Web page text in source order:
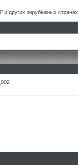
других зарубежных странах.